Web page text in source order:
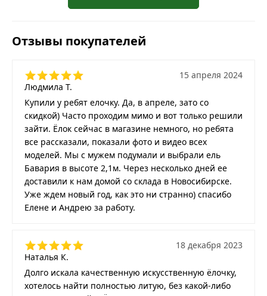
Отзывы покупателей
Людмила Т.
15 апреля 2024
Купили у ребят елочку. Да, в апреле, зато со
скидкой) Часто проходим мимо и вот только решили
зайти. Ёлок сейчас в магазине немного, но ребята
все рассказали, показали фото и видео всех
моделей. Мы с мужем подумали и выбрали ель
Бавария в высоте 2,1м. Через несколько дней ее
доставили к нам домой со склада в Новосибирске.
Уже ждем новый год, как это ни странно) спасибо
Елене и Андрею за работу.
Наталья К.
18 декабря 2023
Долго искала качественную искусственную ёлочку,
хотелось найти полностью литую, без какой-либо